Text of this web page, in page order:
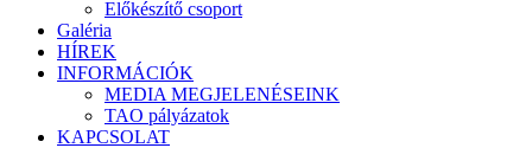
Előkészítő csoport
Galéria
HÍREK
INFORMÁCIÓK
MEDIA MEGJELENÉSEINK
TAO pályázatok
KAPCSOLAT